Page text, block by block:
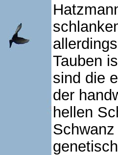
Tauben
sind die
der
hellen